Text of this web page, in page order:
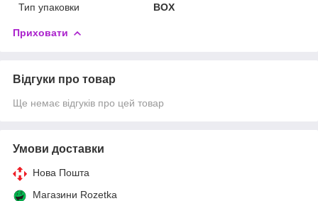
Тип упаковки
BOX
Приховати
Відгуки про товар
Ще немає відгуків про цей товар
Умови доставки
Нова Пошта
Магазини Rozetka